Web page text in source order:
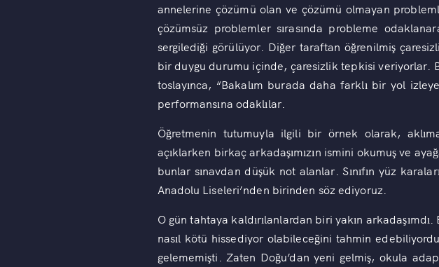
annelerine çözümü olan ve çözümü olmayan
çözümsüz problemler sırasında probleme
sergilediği görülüyor. Diğer taraftan öğrenilmiş
bir duygu durumu içinde, çaresizlik tepkisi veriyorlar.
toslayınca, “Bakalım burada daha farklı bir yol
performansına odaklılar.
Öğretmenin tutumuyla ilgili bir örnek olarak,
açıklarken birkaç arkadaşımızın ismini okumuş ve
bunlar sınavdan düşük not alanlar. Sınıfın yüz
Anadolu Liseleri’nden birinden söz ediyoruz.
O gün tahtaya kaldırılanlardan biri yakın
nasıl kötü hissediyor olabileceğini tahmin
gelememişti. Zaten Doğu’dan yeni gelmiş, okula